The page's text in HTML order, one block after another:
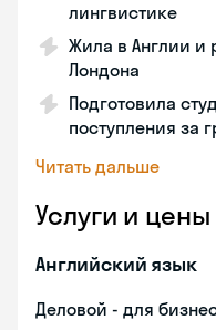
лингвистике
Жила в Англии и
Лондона
Подготовила
поступления за
Читать дальше
Услуги и цены
Английский язык
Деловой - для